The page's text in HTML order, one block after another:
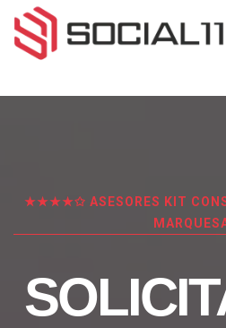
★★★★✩ ASESORES KIT